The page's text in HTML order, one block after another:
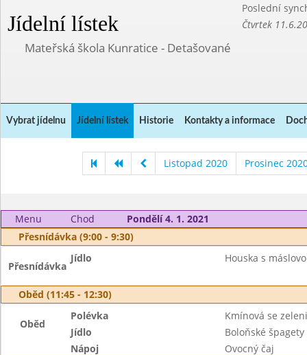
Jídelní lístek
Poslední
Čtvrtek
Mateřská škola Kunratice - Detašované
Vybrat jídelnu Jídelní lístek Historie Kontakty a informace
Listopad 2020 Prosinec
Menu Chod
Pondělí 4. 1. 2021
Přesnídávka (9:00 - 9:30)
Přesnídávka
Jídlo Houska s
Oběd (11:45 - 12:30)
Oběd
Polévka
Kmínová se
Jídlo
Boloňské
Nápoj
Ovocný čaj